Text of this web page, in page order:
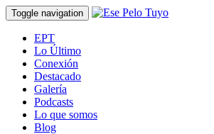
Toggle navigation
EPT
Lo Último
Conexión
Destacado
Galería
Podcasts
Lo que somos
Blog